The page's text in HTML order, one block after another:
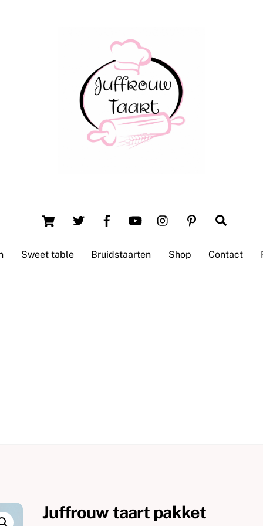
Cart
Sweet table Bruidstaarten Shop Contact
Juffrouw taart pakket
Top